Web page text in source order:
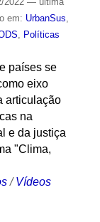
em: UrbanSus
Políticas
países se
eixo
articulação
na
e da justiça
"Clima,
/Vídeos